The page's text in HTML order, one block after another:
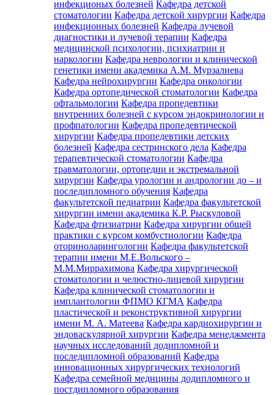
инфекционых болезней Кафедра детской
стоматологии Кафедра детской хирургии Кафедра
инфекционных болезней Кафедра лучевой
диагностики и лучевой терапии Кафедра
медицинской психологии, психиатрии и
наркологии Кафедра неврологии и клинической
генетики имени академика А.М. Мурзалиева
Кафедра нейрохирургии Кафедра онкологии
Кафедра ортопедической стоматологии Кафедра
офтальмологии Кафедра пропедевтики
внутренних болезней с курсом эндокринологии и
профпатологии Кафедра пропедевтической
хирургии Кафедра пропедевтики детских
болезней Кафедра сестринского дела Кафедра
терапевтической стоматологии Кафедра
травматологии, ортопедии и экстремальной
хирургии Кафедра урологии и андрологии до – и
последипломного обучения Кафедра
факультетской педиатрии Кафедра факультетской
хирургии имени академика К.Р. Рыскуловой
Кафедра фтизиатрии Кафедра хирургии общей
практики с курсом комбустиологии Кафедра
оториноларингологии Кафедра факультетской
терапии имени М.Е.Вольского –
М.М.Миррахимова Кафедра хирургической
стоматологии и челюстно-лицевой хирургии
Кафедра клинической стоматологии и
имплантологии ФПМО КГМА Кафедра
пластической и реконструктивной хирургии
имени М. А. Матеева Кафедра кардиохирургии и
эндоваскулярной хирургии Кафедра менеджмента
научных исследований додипломной и
последипломной образований Кафедра
инновационных хирургических технологий
Кафедра семейной медицины додипломного и
постдипломного образования